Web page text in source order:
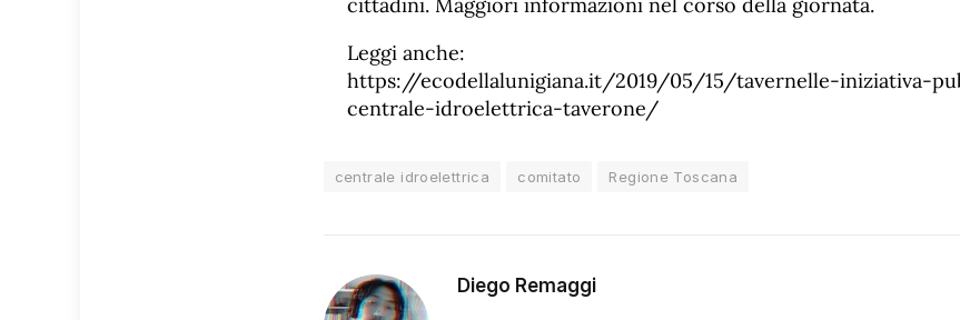
Leggi anche:
https://ecodellalunigiana.it/2019/05/15/tavernelle-iniziativa-
centrale-idroelettrica-taverone/
centrale idroelettrica comitato Regione Toscana
Diego Remaggi